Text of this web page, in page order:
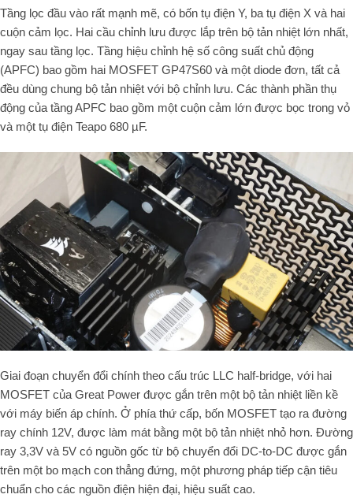
Tầng lọc đầu vào rất mạnh mẽ, có bốn tụ điện Y, ba tụ điện X và hai
cuộn cảm lọc. Hai cầu chỉnh lưu được lắp trên bộ tản nhiệt lớn nhất,
ngay sau tầng lọc. Tầng hiệu chỉnh hệ số công suất chủ động
(APFC) bao gồm hai MOSFET GP47S60 và một diode đơn, tất cả
đều dùng chung bộ tản nhiệt với bộ chỉnh lưu. Các thành phần thụ
động của tầng APFC bao gồm một cuộn cảm lớn được bọc trong vỏ
và một tụ điện Teapo 680 µF.
Giai đoạn chuyển đổi chính theo cấu trúc LLC half-bridge, với hai
MOSFET của Great Power được gắn trên một bộ tản nhiệt liền kề
với máy biến áp chính. Ở phía thứ cấp, bốn MOSFET tạo ra đường
ray chính 12V, được làm mát bằng một bộ tản nhiệt nhỏ hơn. Đường
ray 3,3V và 5V có nguồn gốc từ bộ chuyển đổi DC-to-DC được gắn
trên một bo mạch con thẳng đứng, một phương pháp tiếp cận tiêu
chuẩn cho các nguồn điện hiện đại, hiệu suất cao.